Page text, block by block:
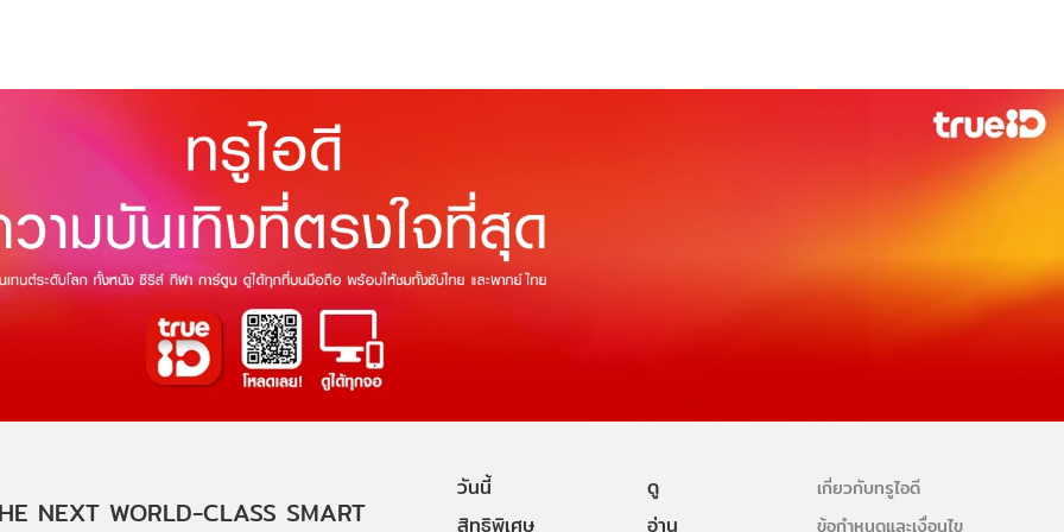
NEXT WORLD-CLASS SMART
วันนี้
ดู
สิทธิพิเศษ
อ่าน
เกี่ยวกับทรูไอดี
ข้อกำหนดและเงื่อนไข